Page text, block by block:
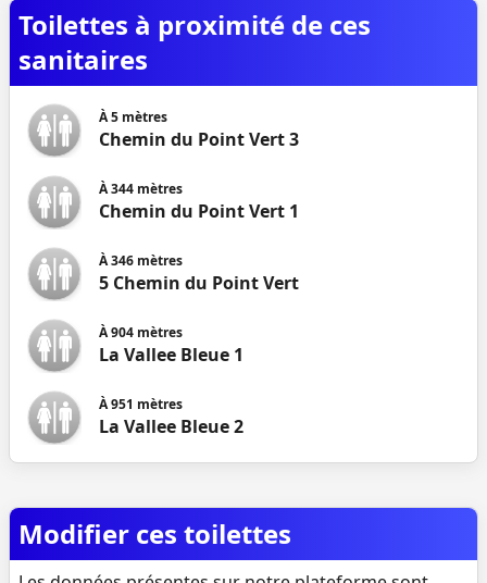
Toilettes à proximité de ces
sanitaires
À5 mètres
Chemin du Point Vert 3
À344 mètres
Chemin du Point Vert 1
À346 mètres
5 Chemin du Point Vert
À904 mètres
La Vallee Bleue 1
À951 mètres
La Vallee Bleue 2
Modifier ces toilettes